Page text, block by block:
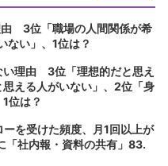
由 3位「職場の人間関係が希
ない」、1位は？
い理由 3位「理想的だと思え
える人がいない」、2位「身
位は？
を受けた頻度、月1回以上が
社内報・資料の共有」83.